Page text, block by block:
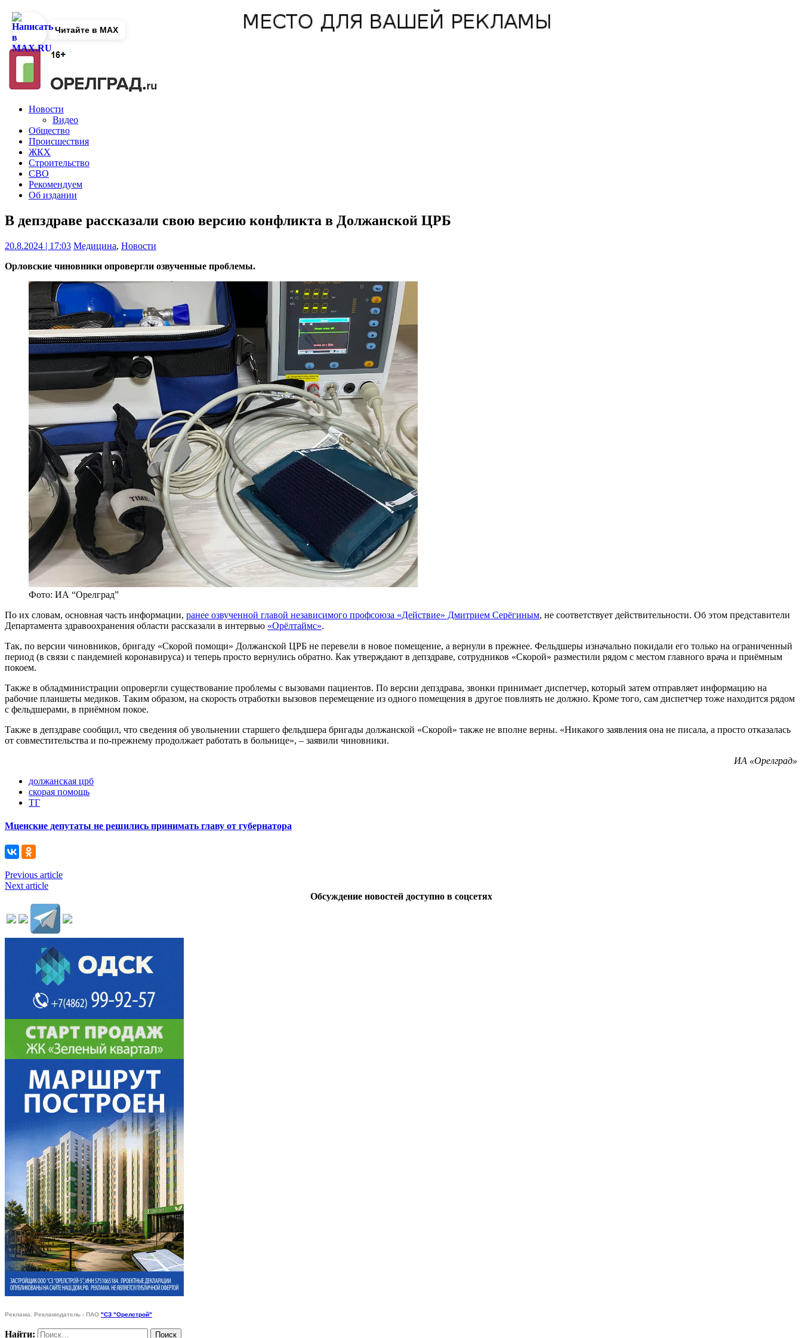
Новости
Видео
Общество
Происшествия
ЖКХ
Строительство
СВО
Рекомендуем
Об издании
В депздраве рассказали свою версию конфликта в Должанской ЦРБ
20.8.2024 | 17:03 Медицина, Новости
Орловские чиновники опровергли озвученные проблемы.
Фото: ИА “Орелград”
По их словам, основная часть информации, ранее озвученной главой независимого профсоюза «Действие» Дмитрием Серёгиным, не соответствует действительности. Об этом представители
Департамента здравоохранения области рассказали в интервью «Орёлтаймс».
Так, по версии чиновников, бригаду «Скорой помощи» Должанской ЦРБ не перевели в новое помещение, а вернули в прежнее. Фельдшеры изначально покидали его только на ограниченный
период (в связи с пандемией коронавируса) и теперь просто вернулись обратно. Как утверждают в депздраве, сотрудников «Скорой» разместили рядом с местом главного врача и приёмным
покоем.
Также в обладминистрации опровергли существование проблемы с вызовами пациентов. По версии депздрава, звонки принимает диспетчер, который затем отправляет информацию на
рабочие планшеты медиков. Таким образом, на скорость отработки вызовов перемещение из одного помещения в другое повлиять не должно. Кроме того, сам диспетчер тоже находится рядом
с фельдшерами, в приёмном покое.
Также в депздраве сообщил, что сведения об увольнении старшего фельдшера бригады должанской «Скорой» также не вполне верны. «Никакого заявления она не писала, а просто отказалась
от совместительства и по-прежнему продолжает работать в больнице», – заявили чиновники.
ИА «Орелград»
должанская црб
скорая помощь
ТГ
Мценские депутаты не решились принимать главу от губернатора
Previous article
Next article
Обсуждение новостей доступно в соцсетях
Реклама. Рекламодатель - ПАО "СЗ "Орелстрой"
Найти:
Читайте в MAX